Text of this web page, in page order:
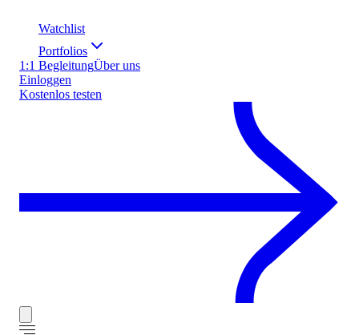
Watchlist
Portfolios
1:1 BegleitungÜber uns
Einloggen
Kostenlos testen